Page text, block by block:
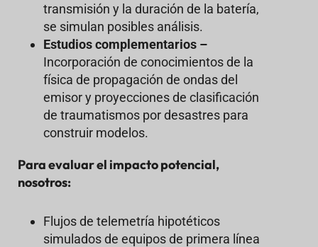
transmisión y la duración de la batería,
se simulan posibles análisis.
Estudios complementarios –
Incorporación de conocimientos de la
física de propagación de ondas del
emisor y proyecciones de clasificación
de traumatismos por desastres para
construir modelos.
Para evaluar el impacto potencial,
nosotros:
Flujos de telemetría hipotéticos
simulados de equipos de primera línea